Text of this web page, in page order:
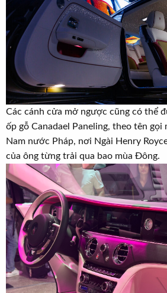
Các cánh cửa mở ngược cũng có thể
ốp gỗ Canadael Paneling, theo tên
Nam nước Pháp, nơi Ngài Henry
của ông từng trải qua bao mùa Đông.